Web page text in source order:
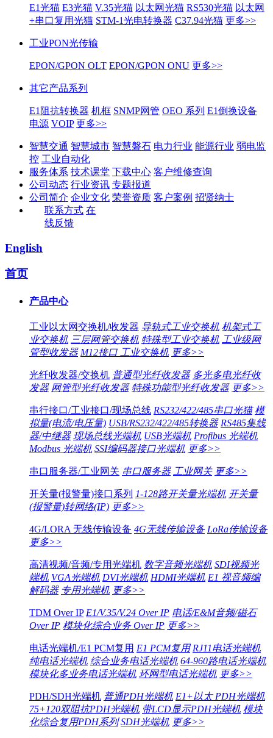
E1光猫 E3光猫 V.35光猫 以太网光猫 RS530光猫 以太网
+串口复用光猫 STM-1光电转换器 C37.94光猫 更多>>
工业PON光传输
EPON/GPON OLT EPON/GPON ONU 更多>>
其它产品系列
E1阻抗转换器 机框 SNMP网管 OEO 系列 E1倒换设备
电源 VOIP 更多>>
智慧交通 智慧城市 智慧磐石 电力行业 能源行业 弱电监
控 工业自动化
服务体系 技术课堂 下载中心 客户维修查询
公司动态 行业资讯 专题报道
公司简介 企业文化 荣誉资质 客户案例 招贤纳士
联系方式 在
线反馈
English
首页
产品中心
工业以太网交换机/收发器 导轨式工业交换机 机架式工
业交换机 三层网管交换机 特殊型工业交换机 工业级网
管型收发器 M12接口 工业交换机 更多>>
光纤收发器/交换机 普通型光纤收发器 多光多电光纤收
发器 网管型光纤收发器 特殊功能型光纤收发器 更多>>
串行接口/工业接口/现场总线 RS232/422/485串口光猫 模
拟量(电流/电压量) USB/RS232/422/485转换器 RS485集线
器/中继器 现场总线光端机 USB光端机 Profibus 光端机
Modbus 光端机 SSI编码器接口光端机 更多>>
串口服务器/工业网关 串口服务器 工业网关 更多>>
开关量(报警量)接口系列 1-128路开关量光端机 开关量
(报警量)转网络(IP) 更多>>
4G/LORA 无线传输设备 4G无线传输设备 LoRa传输设备
更多>>
高清视频/音频/专用光端机 数字音频光端机 SDI视频光
端机 VGA光端机 DVI光端机 HDMI光端机 E1 视音频编
解码器 专用光端机 更多>>
TDM Over IP E1/V.35/V.24 Over IP 电话/E&M音频/磁石
Over IP 模块化综合业务 Over IP 更多>>
电话光端机/E1 PCM复用 E1 PCM复用 RJ11电话光端机
纯电话光端机 综合业务电话光端机 64-960路电话光端机
模块化多业务电话光端机 环网型电话光端机 更多>>
PDH/SDH光端机 普通PDH光端机 E1+以太 PDH光端机
75+120双阻抗PDH光端机 带LCD显示PDH光端机 模块
化综合复用PDH系列 SDH光端机 更多>>